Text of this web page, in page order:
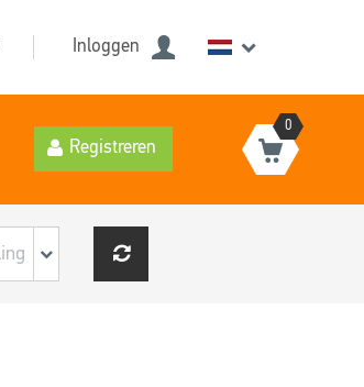
Inloggen
Registreren
0